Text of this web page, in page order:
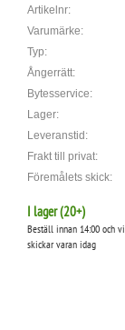
Artikelnr:
Varumärke:
Typ:
Ångerrätt:
Bytesservice:
Lager:
Leveranstid:
Frakt till privat:
Föremålets skick:
I lager (20+)
Beställ innan 14:00 och vi
skickar varan idag